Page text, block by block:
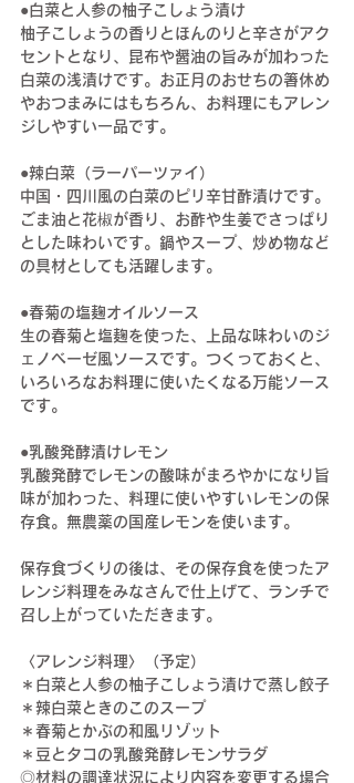
●白菜と人参の柚子こしょう漬け
柚子こしょうの香りとほんのりと辛さがアク
セントとなり、昆布や醤油の旨みが加わった
白菜の浅漬けです。お正月のおせちの箸休め
やおつまみにはもちろん、お料理にもアレン
ジしやすい一品です。
●辣白菜（ラーパーツァイ）
中国・四川風の白菜のピリ辛甘酢漬けです。
ごま油と花椒が香り、お酢や生姜でさっぱり
とした味わいです。鍋やスープ、炒め物など
の具材としても活躍します。
●春菊の塩麹オイルソース
生の春菊と塩麹を使った、上品な味わいのジ
ェノベーゼ風ソースです。つくっておくと、
いろいろなお料理に使いたくなる万能ソース
です。
●乳酸発酵漬けレモン
乳酸発酵でレモンの酸味がまろやかになり旨
味が加わった、料理に使いやすいレモンの保
存食。無農薬の国産レモンを使います。
保存食づくりの後は、その保存食を使ったア
レンジ料理をみなさんで仕上げて、ランチで
召し上がっていただきます。
〈アレンジ料理〉（予定）
＊白菜と人参の柚子こしょう漬けで蒸し餃子
＊辣白菜ときのこのスープ
＊春菊とかぶの和風リゾット
＊豆とタコの乳酸発酵レモンサラダ
◎材料の調達状況により内容を変更する場合